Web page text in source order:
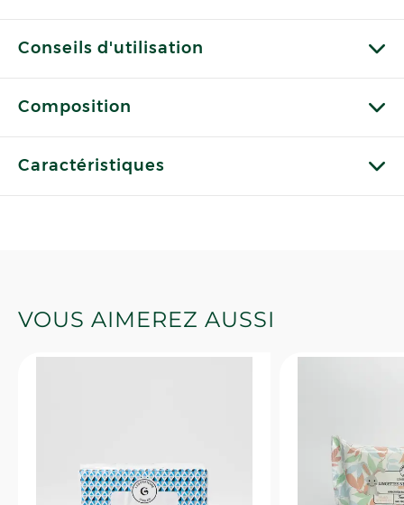
Conseils d'utilisation
Composition
Caractéristiques
VOUS AIMEREZ AUSSI